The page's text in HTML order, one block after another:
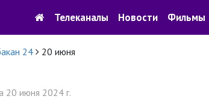
Телеканалы Новости Фильмы
24
20 июня
20 июня 2024 г.